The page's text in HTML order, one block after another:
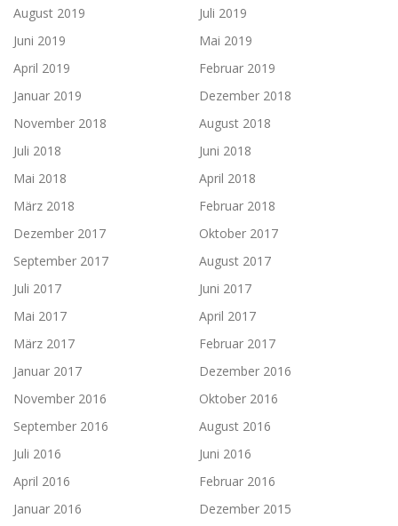
August 2019
Juli 2019
Juni 2019
Mai 2019
April 2019
Februar 2019
Januar 2019
Dezember 2018
November 2018
August 2018
Juli 2018
Juni 2018
Mai 2018
April 2018
März 2018
Februar 2018
Dezember 2017
Oktober 2017
September 2017
August 2017
Juli 2017
Juni 2017
Mai 2017
April 2017
März 2017
Februar 2017
Januar 2017
Dezember 2016
November 2016
Oktober 2016
September 2016
August 2016
Juli 2016
Juni 2016
April 2016
Februar 2016
Januar 2016
Dezember 2015